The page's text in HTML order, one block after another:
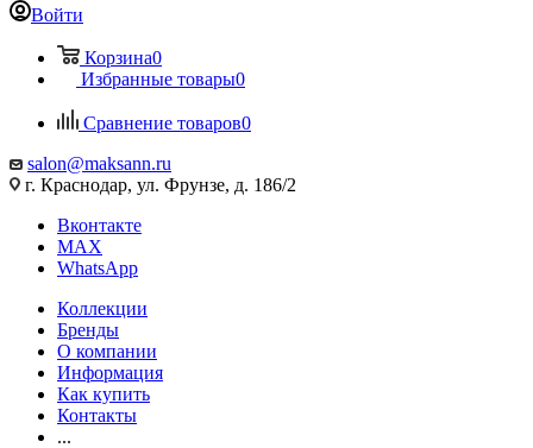
Войти
Корзина0
Избранные товары0
Сравнение товаров0
salon@maksann.ru
г. Краснодар, ул. Фрунзе, д. 186/2
Вконтакте
MAX
WhatsApp
Коллекции
Бренды
О компании
Информация
Как купить
Контакты
...